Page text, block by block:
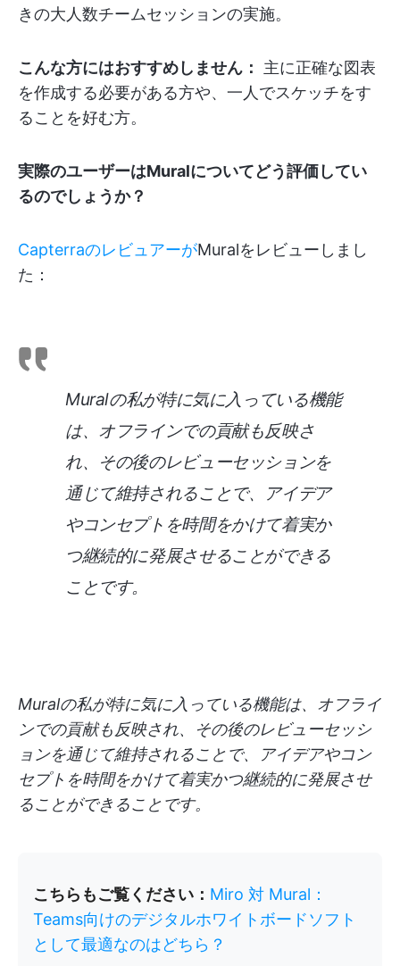
きの大人数チームセッションの実施。
こんな方にはおすすめしません：
主に正確な図表
を作成する必要がある方や、一人でスケッチをす
ることを好む方。
実際のユーザーはMuralについてどう評価してい
るのでしょうか？
CapterraのレビュアーがMuralをレビューしまし
た：
Muralの私が特に気に入っている機能
は、オフラインでの貢献も反映さ
れ、その後のレビューセッションを
通じて維持されることで、アイデア
やコンセプトを時間をかけて着実か
つ継続的に発展させることができる
ことです。
Muralの私が特に気に入っている機能は、オフライ
ンでの貢献も反映され、その後のレビューセッシ
ョンを通じて維持されることで、アイデアやコン
セプトを時間をかけて着実かつ継続的に発展させ
ることができることです。
こちらもご覧ください： Miro 対 Mural：
Teams向けのデジタルホワイトボードソフト
として最適なのはどちら？